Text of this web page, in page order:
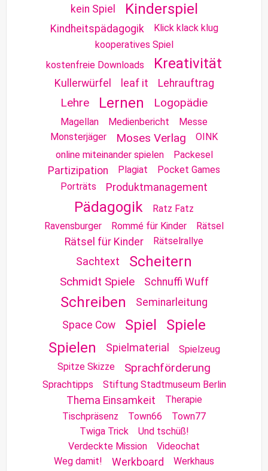
kein Spiel
Kinderspiel
Kindheitspädagogik
Klick klack klug
kooperatives Spiel
kostenfreie Downloads
Kreativität
Kullerwürfel leaf it Lehrauftrag
Lehre Lernen Logopädie
Magellan Medienbericht
Messe
Monsterjäger
Moses Verlag
OINK
online miteinander spielen
Packesel
Partizipation Plagiat
Pocket Games
Porträts
Produktmanagement
Pädagogik
Ratz Fatz
Ravensburger
Rommé für Kinder Rätsel
Rätsel für Kinder Rätselrallye
Sachtext Scheitern
Schmidt Spiele Schnuffi Wuff
Schreiben
Seminarleitung
Space Cow
Spiel
Spiele
Spielen
Spielmaterial
Spielzeug
Spitze Skizze
Sprachförderung
Sprachtipps Stiftung Stadtmuseum Berlin
Thema Einsamkeit
Therapie
Tischpräsenz
Town66
Town77
Twiga Trick
Und tschüß!
Verdeckte Mission
Videochat
Weg damit!
Werkboard Werkhaus